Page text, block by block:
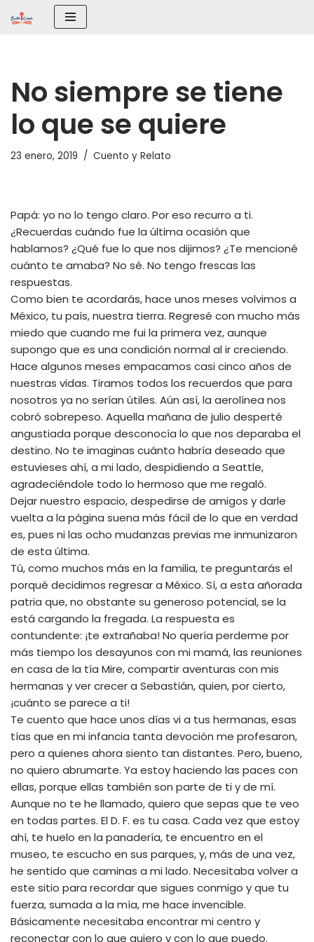
No siempre se tiene
lo que se quiere
23 enero, 2019 Cuento y Relato
Papá: yo no lo tengo claro. Por eso recurro a ti.
¿Recuerdas cuándo fue la última ocasión que
hablamos? ¿Qué fue lo que nos dijimos? ¿Te mencioné
cuánto te amaba? No sé. No tengo frescas las
respuestas.
Como bien te acordarás, hace unos meses volvimos a
México, tu país, nuestra tierra. Regresé con mucho más
miedo que cuando me fui la primera vez, aunque
supongo que es una condición normal al ir creciendo.
Hace algunos meses empacamos casi cinco años de
nuestras vidas. Tiramos todos los recuerdos que para
nosotros ya no serían útiles. Aún así, la aerolínea nos
cobró sobrepeso. Aquella mañana de julio desperté
angustiada porque desconocía lo que nos deparaba el
destino. No te imaginas cuánto habría deseado que
estuvieses ahí, a mi lado, despidiendo a Seattle,
agradeciéndole todo lo hermoso que me regaló.
Dejar nuestro espacio, despedirse de amigos y darle
vuelta a la página suena más fácil de lo que en verdad
es, pues ni las ocho mudanzas previas me inmunizaron
de esta última.
Tú, como muchos más en la familia, te preguntarás el
porqué decidimos regresar a México. Sí, a esta añorada
patria que, no obstante su generoso potencial, se la
está cargando la fregada. La respuesta es
contundente: ¡te extrañaba! No quería perderme por
más tiempo los desayunos con mi mamá, las reuniones
en casa de la tía Mire, compartir aventuras con mis
hermanas y ver crecer a Sebastián, quien, por cierto,
¡cuánto se parece a ti!
Te cuento que hace unos días vi a tus hermanas, esas
tías que en mi infancia tanta devoción me profesaron,
pero a quienes ahora siento tan distantes. Pero, bueno,
no quiero abrumarte. Ya estoy haciendo las paces con
ellas, porque ellas también son parte de ti y de mí.
Aunque no te he llamado, quiero que sepas que te veo
en todas partes. El D. F. es tu casa. Cada vez que estoy
ahí, te huelo en la panadería, te encuentro en el
museo, te escucho en sus parques, y, más de una vez,
he sentido que caminas a mi lado. Necesitaba volver a
este sitio para recordar que sigues conmigo y que tu
fuerza, sumada a la mía, me hace invencible.
Básicamente necesitaba encontrar mi centro y
reconectar con lo que quiero y con lo que puedo.